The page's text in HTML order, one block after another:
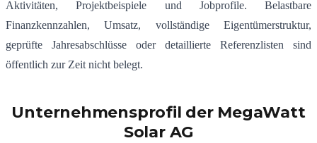
Aktivitäten, Projektbeispiele und Jobprofile. Belastbare
Finanzkennzahlen, Umsatz, vollständige Eigentümerstruktur,
geprüfte Jahresabschlüsse oder detaillierte Referenzlisten sind
öffentlich zur Zeit nicht belegt.
Unternehmensprofil der MegaWatt
Solar AG